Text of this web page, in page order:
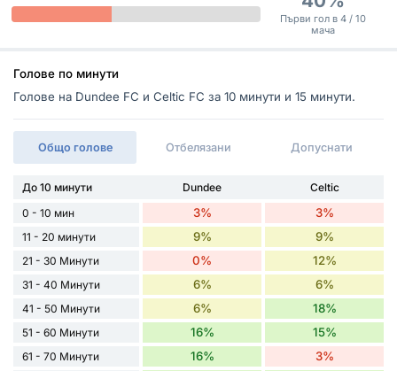
Първи гол в 4 / 10
мача
Голове по минути
Голове на Dundee FC и Celtic FC за 10 минути и 15 минути.
Общо голове Отбелязани Допуснати
До 10 минути Dundee
Celtic
0 - 10 мин
3% 3%
11 - 20 минути 9% 9%
21 - 30 Минути 0% 12%
31 - 40 Минути 6% 6%
41 - 50 Минути 6% 18%
51 - 60 Минути 16% 15%
61 - 70 Минути 16% 3%